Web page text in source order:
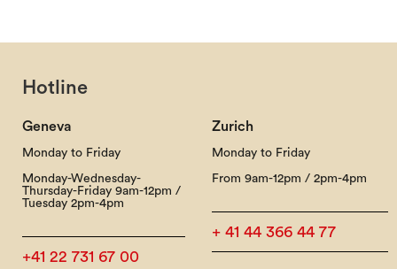
Hotline
Geneva
Monday to Friday
Monday-Wednesday-
Thursday-Friday 9am-12pm /
Tuesday 2pm-4pm
+41 22 731 67 00
Zurich
Monday to Friday
From 9am-12pm / 2pm-4pm
+ 41 44 366 44 77